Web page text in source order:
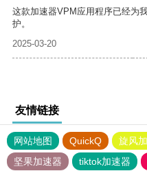
这款加速器VPM应用程序已经为
护。
2025-03-20
友情链接
网站地图 QuickQ 旋风
坚果加速器
tiktok加速器